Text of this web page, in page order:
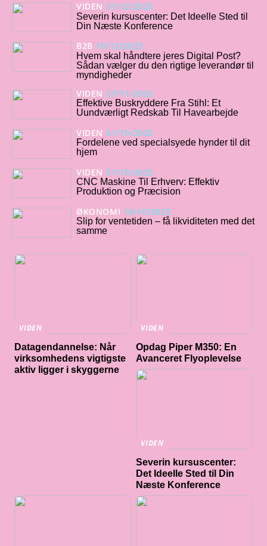
VIDEN 31/12/2025
Severin kursuscenter: Det Ideelle Sted til
Din Næste Konference
B2B 10/12/2025
Hvem skal håndtere jeres Digital Post?
Sådan vælger du den rigtige leverandør til
myndigheder
VIDEN 27/11/2025
Effektive Buskryddere Fra Stihl: Et
Uundværligt Redskab Til Havearbejde
VIDEN 31/10/2025
Fordelene ved specialsyede hynder til dit
hjem
VIDEN 31/10/2025
CNC Maskine Til Erhverv: Effektiv
Produktion og Præcision
ØKONOMI 16/10/2025
Slip for ventetiden – få likviditeten med det
samme
VIDEN
Datagendannelse: Når
virksomhedens vigtigste
aktiv ligger i skyggerne
VIDEN
Opdag Piper M350: En
Avanceret Flyoplevelse
VIDEN
Severin kursuscenter:
Det Ideelle Sted til Din
Næste Konference